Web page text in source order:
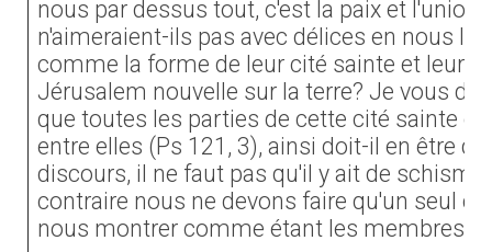
nous par dessus tout, c'est la paix et
n'aimeraient-ils pas avec délices en nous
comme la forme de leur cité sainte et leur
Jérusalem nouvelle sur la terre? Je vous
que toutes les parties de cette cité sainte
entre elles (Ps 121, 3), ainsi doit-il en être
discours, il ne faut pas qu'il y ait de
contraire nous ne devons faire qu'un seul
nous montrer comme étant les membres